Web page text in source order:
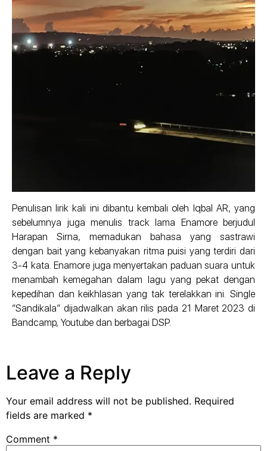
Penulisan lirik kali ini dibantu kembali oleh Iqbal AR, yang
sebelumnya juga menulis track lama Enamore berjudul
Harapan Sirna, memadukan bahasa yang sastrawi
dengan bait yang kebanyakan ritma puisi yang terdiri dari
3-4 kata. Enamore juga menyertakan paduan suara untuk
menambah kemegahan dalam lagu yang pekat dengan
kepedihan dan keikhlasan yang tak terelakkan ini. Single
“Sandikala” dijadwalkan akan rilis pada 21 Maret 2023 di
Bandcamp, Youtube dan berbagai DSP.
Leave a Reply
Your email address will not be published. Required
fields are marked *
Comment *